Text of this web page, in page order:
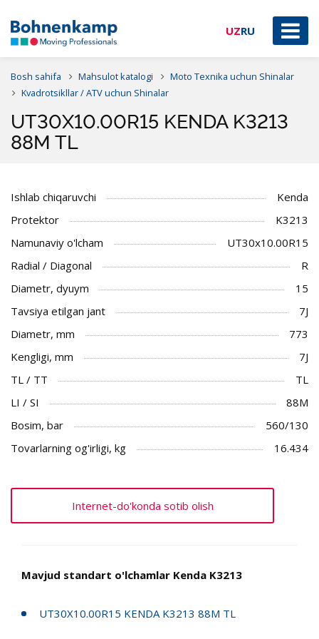
UZRU
Bosh sahifa Mahsulot katalogi
Moto Texnika uchun Shinalar
Kvadrotsikllar / ATV uchun Shinalar
UT30X10.00R15 KENDA K3213
88M TL
Ishlab chiqaruvchi
Kenda
Protektor
K3213
Namunaviy o'lcham
UT30x10.00R15
Radial / Diagonal
R
Diametr, dyuym
15
Tavsiya etilgan jant
7J
Diametr, mm
773
Kengligi, mm
7J
TL / TT
TL
LI / SI
88M
Bosim, bar
560/130
Tovarlarning og'irligi, kg
16.434
Internet-do'konda sotib olish
Mavjud standart o'lchamlar Kenda K3213
UT30X10.00R15 KENDA K3213 88M TL